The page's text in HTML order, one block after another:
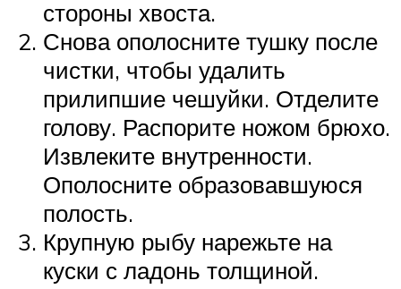
стороны хвоста.
Снова ополосните тушку после
чистки, чтобы удалить
прилипшие чешуйки. Отделите
голову. Распорите ножом брюхо.
Извлеките внутренности.
Ополосните образовавшуюся
полость.
Крупную рыбу нарежьте на
куски с ладонь толщиной.